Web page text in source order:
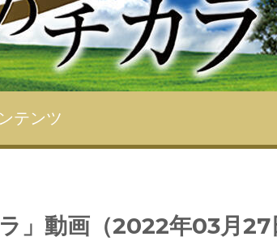
テンツ
」動画（2022年03月27